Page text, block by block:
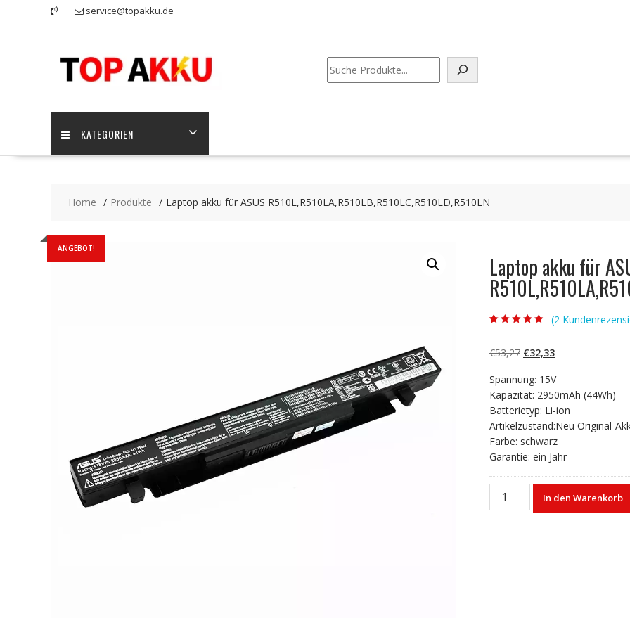
service@topakku.de
Suchen
KATEGORIEN
Home Produkte Laptop akku für ASUS R510L,R510LA,R510LB,R510LC,R510LD,R510LN
ANGEBOT!
Laptop akku für
basierend auf
Kundenbewert
(2
€53,27 Ursprünglicher
war:
€53,27
€32,33Aktueller
ist:
€32,33.
Spannung: 15V
Kapazität: 2950mAh (44Wh)
Batterietyp: Li-ion
Artikelzustand:Neu Original-
Farbe: schwarz
Garantie: ein Jahr
Laptop
akku
In den Warenkorb